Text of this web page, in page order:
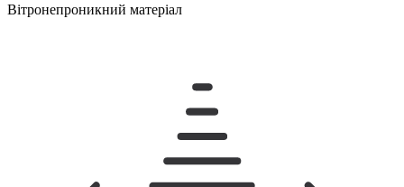
Вітронепроникний матеріал